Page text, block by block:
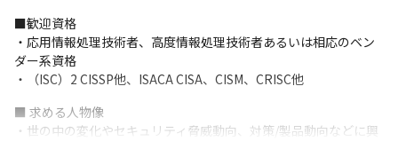
■歓迎資格
・応用情報処理技術者、高度情報処理技術者あるいは相応のベン
ダー系資格
・（ISC）2 CISSP他、ISACA CISA、CISM、CRISC他
■ 求める人物像
・世の中の変化やセキュリティ脅威動向、対策/製品動向などに興